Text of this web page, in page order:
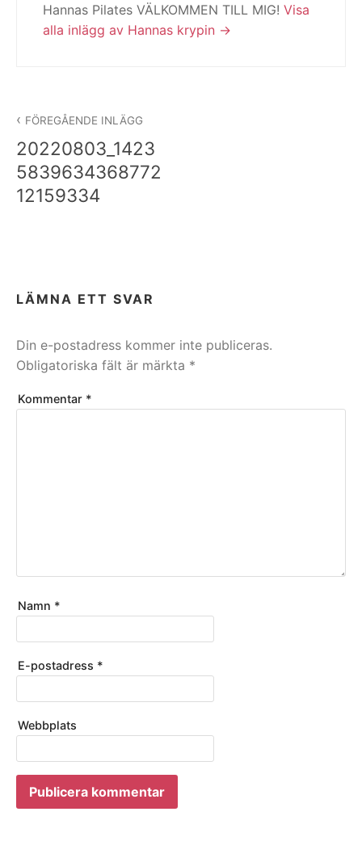
Hannas Pilates VÄLKOMMEN TILL MIG! Visa
alla inlägg av Hannas krypin
FÖREGÅENDE INLÄGG
20220803_1423
5839634368772
12159334
LÄMNA ETT SVAR
Din e-postadress kommer inte publiceras.
Obligatoriska fält är märkta *
Kommentar *
Namn *
E-postadress *
Webbplats